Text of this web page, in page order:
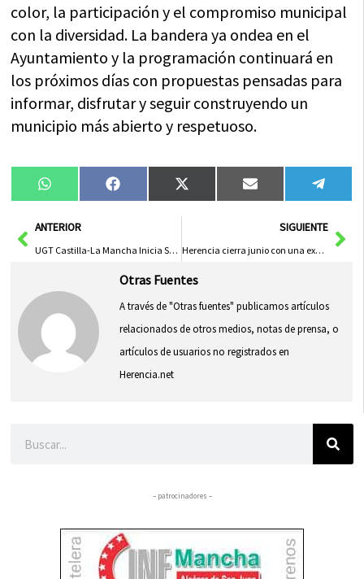
color, la participación y el compromiso municipal
con la diversidad. La bandera ya ondea en el
Ayuntamiento y la programación continuará en
los próximos días con propuestas pensadas para
informar, disfrutar y seguir construyendo un
municipio más abierto y respetuoso.
Compartir
en
WhatsAppCompartir
en
FacebookCompartir
en
X
(Twitter)
Compartir
en
Email
en
AntANTERIOR
UGT Castilla-La Mancha Inicia Servicio Especializado para Asesoría en Conciliación y Corresponsabilidad Familiar
SIGUIENTE
Herencia cierra junio con una exhibición de karate en el Polideportivo Municipal
Otras Fuentes
A través de "Otras fuentes" publicamos artículos
relacionados de otros medios, notas de prensa, o
artículos de usuarios no registrados en
Herencia.net
– patrocinadores –